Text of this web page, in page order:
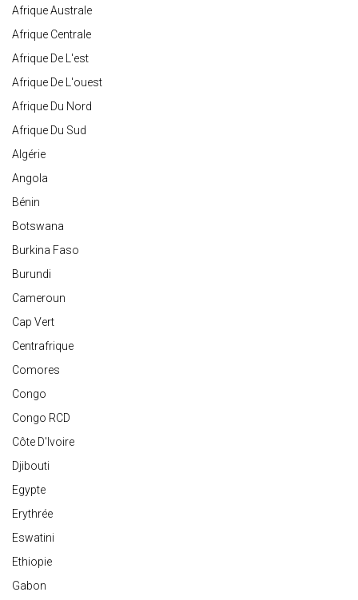
Afrique Australe
Afrique Centrale
Afrique De L'est
Afrique De L'ouest
Afrique Du Nord
Afrique Du Sud
Algérie
Angola
Bénin
Botswana
Burkina Faso
Burundi
Cameroun
Cap Vert
Centrafrique
Comores
Congo
Congo RCD
Côte D'Ivoire
Djibouti
Egypte
Erythrée
Eswatini
Ethiopie
Gabon